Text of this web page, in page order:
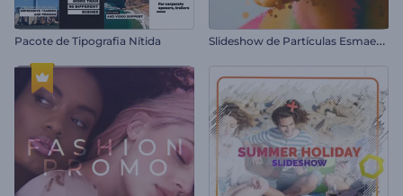
Pacote de Tipografia Nítida S
lideshow de Partículas Esmaecentes